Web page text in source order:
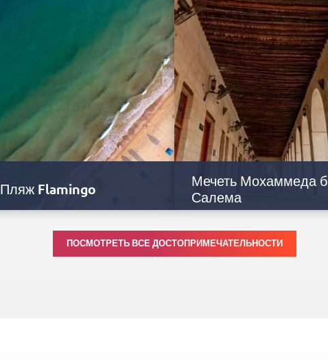
Пляж Flamingo
Рас-эль-Хайма всемирно известна
своими золотыми пляжами,
Мечеть Мохаммеда
Салема
Мечеть, датируемая концом
но свидетельствующая о
ПОСМОТРЕТЬ ВСЕ ДОСТОПРИМЕЧАТЕЛЬНОСТИ